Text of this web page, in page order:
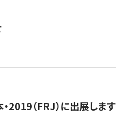
2019（FRJ）に出展します